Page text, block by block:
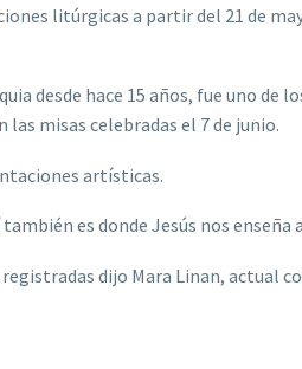
litúrgicas a partir del 21 de
desde hace 15 años, fue uno de
misas celebradas el 7 de junio.
artísticas.
es donde Jesús nos enseña
dijo Mara Linan, actual